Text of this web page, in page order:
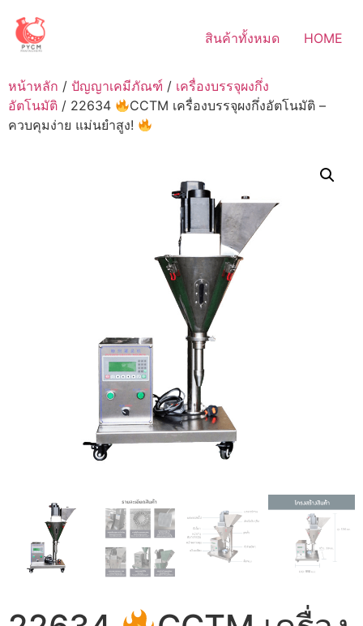
content
สินค้าทั้งหมด HOME
หน้าหลัก / ปัญญาเคมีภัณฑ์ / เครื่องบรรจุผงกึ่ง
อัตโนมัติ / 22634
CCTM เครื่องบรรจุผงกึ่งอัตโนมัติ –
ควบคุมง่าย แม่นยำสูง!